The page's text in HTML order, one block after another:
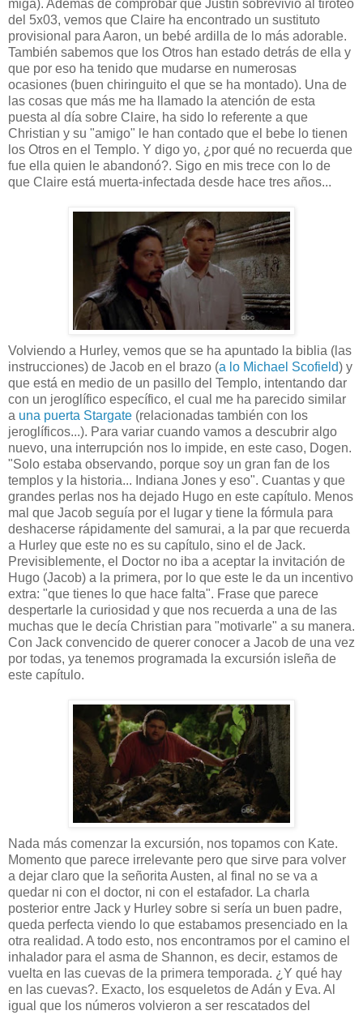
miga). Además de comprobar que Justin sobrevivió al tiroteo
del 5x03, vemos que Claire ha encontrado un sustituto
provisional para Aaron, un bebé ardilla de lo más adorable.
También sabemos que los Otros han estado detrás de ella y
que por eso ha tenido que mudarse en numerosas
ocasiones (buen chiringuito el que se ha montado). Una de
las cosas que más me ha llamado la atención de esta
puesta al día sobre Claire, ha sido lo referente a que
Christian y su "amigo" le han contado que el bebe lo tienen
los Otros en el Templo. Y digo yo, ¿por qué no recuerda que
fue ella quien le abandonó?. Sigo en mis trece con lo de
que Claire está muerta-infectada desde hace tres años...
Volviendo a Hurley, vemos que se ha apuntado la biblia (las
instrucciones) de Jacob en el brazo (a lo Michael Scofield) y
que está en medio de un pasillo del Templo, intentando dar
con un jeroglífico específico, el cual me ha parecido similar
a una puerta Stargate (relacionadas también con los
jeroglíficos...). Para variar cuando vamos a descubrir algo
nuevo, una interrupción nos lo impide, en este caso, Dogen.
"Solo estaba observando, porque soy un gran fan de los
templos y la historia... Indiana Jones y eso". Cuantas y que
grandes perlas nos ha dejado Hugo en este capítulo. Menos
mal que Jacob seguía por el lugar y tiene la fórmula para
deshacerse rápidamente del samurai, a la par que recuerda
a Hurley que este no es su capítulo, sino el de Jack.
Previsiblemente, el Doctor no iba a aceptar la invitación de
Hugo (Jacob) a la primera, por lo que este le da un incentivo
extra: "que tienes lo que hace falta". Frase que parece
despertarle la curiosidad y que nos recuerda a una de las
muchas que le decía Christian para "motivarle" a su manera.
Con Jack convencido de querer conocer a Jacob de una vez
por todas, ya tenemos programada la excursión isleña de
este capítulo.
Nada más comenzar la excursión, nos topamos con Kate.
Momento que parece irrelevante pero que sirve para volver
a dejar claro que la señorita Austen, al final no se va a
quedar ni con el doctor, ni con el estafador. La charla
posterior entre Jack y Hurley sobre si sería un buen padre,
queda perfecta viendo lo que estabamos presenciado en la
otra realidad. A todo esto, nos encontramos por el camino el
inhalador para el asma de Shannon, es decir, estamos de
vuelta en las cuevas de la primera temporada. ¿Y qué hay
en las cuevas?. Exacto, los esqueletos de Adán y Eva. Al
igual que los números volvieron a ser rescatados del